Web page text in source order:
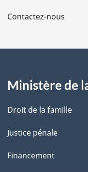
a
e
Contactez-nous
Ministère de
Droit de la famille
Justice pénale
Financement